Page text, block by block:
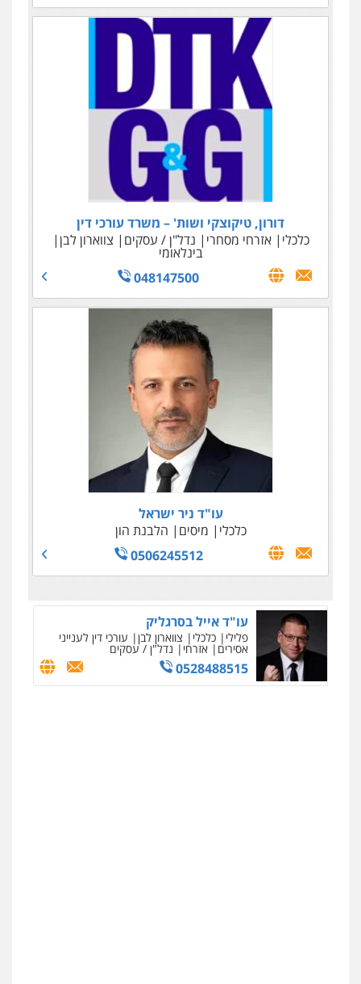
דורון, טיקוצקי ושות' – משרד עורכי דין
כלכלי
אזרחי מסחרי נדל"ן / עסקים צווארון לבן
בינלאומי
048147500
עו"ד ניר ישראל
כלכלי
מיסים
הלבנת הון
0506245512
כלכלי מיסים - פלילי ואזרחי הלבנת הון
0506209589
עו"ד אייל בסרגליק
פלילי כלכלי צווארון לבן עורכי דין לענייני
אסירים אזרחי נדל"ן / עסקים
0528488515